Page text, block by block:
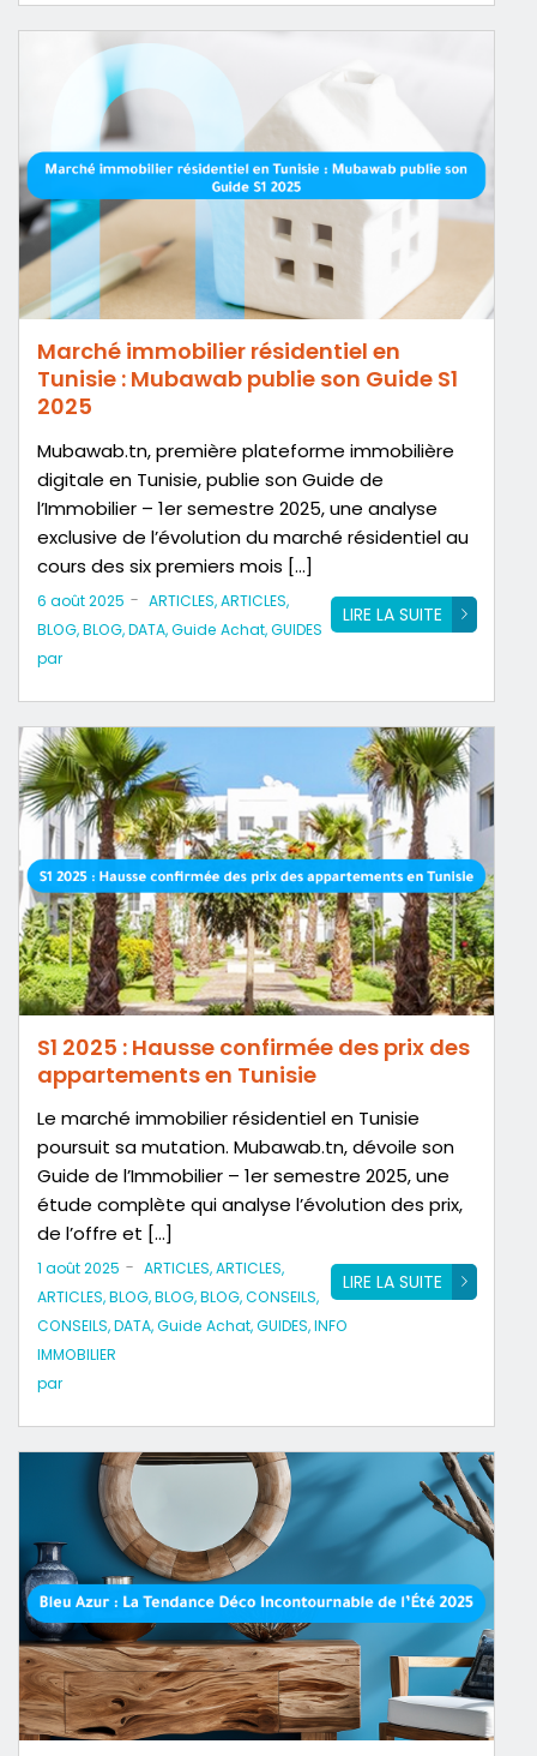
Marché immobilier résidentiel en
Tunisie : Mubawab publie son Guide S1
2025
Mubawab.tn, première plateforme immobilière
digitale en Tunisie, publie son Guide de
l’Immobilier – 1er semestre 2025, une analyse
exclusive de l’évolution du marché résidentiel au
cours des six premiers mois […]
LIRE LA SUITE
6 août 2025 - ARTICLES,ARTICLES,
BLOG,BLOG,DATA,Guide Achat,GUIDES
par
S1 2025 : Hausse confirmée des prix des
appartements en Tunisie
Le marché immobilier résidentiel en Tunisie
poursuit sa mutation. Mubawab.tn, dévoile son
Guide de l’Immobilier – 1er semestre 2025, une
étude complète qui analyse l’évolution des prix,
de l’offre et […]
LIRE LA SUITE
1 août 2025 - ARTICLES,ARTICLES,
ARTICLES,BLOG,BLOG,BLOG,CONSEILS,
CONSEILS,DATA,Guide Achat,GUIDES,INFO
IMMOBILIER
par